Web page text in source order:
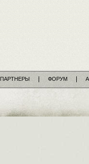
ПАРТНЕРЫ ФОРУМ